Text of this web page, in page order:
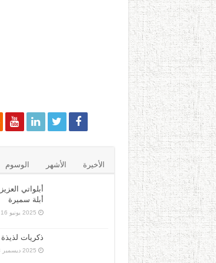
الأخيرة الأشهر الوسوم
أبلواتي
أبلة سميرة
2025 يونيو 16
ذكريات لذيذة
2025 ديسمبر 03